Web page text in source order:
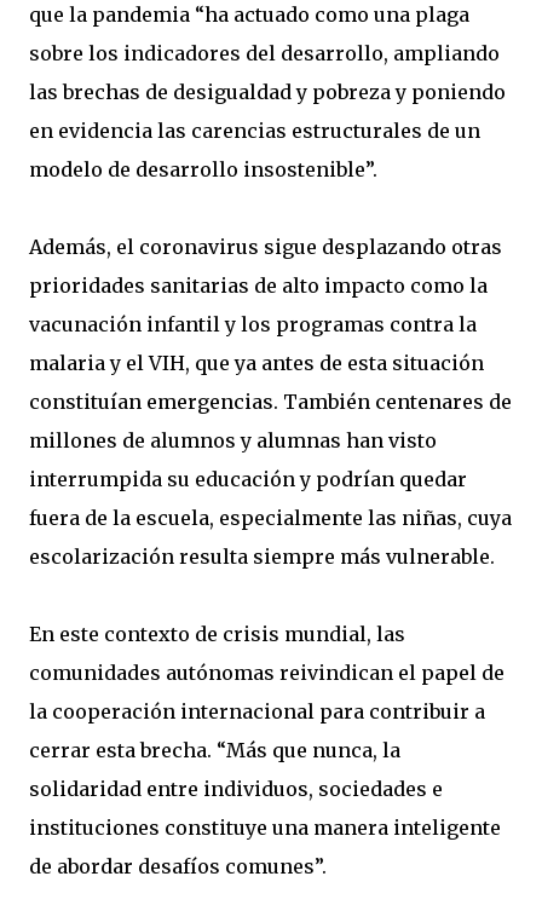
que la pandemia “ha actuado como una plaga
sobre los indicadores del desarrollo, ampliando
las brechas de desigualdad y pobreza y poniendo
en evidencia las carencias estructurales de un
modelo de desarrollo insostenible”.
Además, el coronavirus sigue desplazando otras
prioridades sanitarias de alto impacto como la
vacunación infantil y los programas contra la
malaria y el VIH, que ya antes de esta situación
constituían emergencias. También centenares de
millones de alumnos y alumnas han visto
interrumpida su educación y podrían quedar
fuera de la escuela, especialmente las niñas, cuya
escolarización resulta siempre más vulnerable.
En este contexto de crisis mundial, las
comunidades autónomas reivindican el papel de
la cooperación internacional para contribuir a
cerrar esta brecha. “Más que nunca, la
solidaridad entre individuos, sociedades e
instituciones constituye una manera inteligente
de abordar desafíos comunes”.